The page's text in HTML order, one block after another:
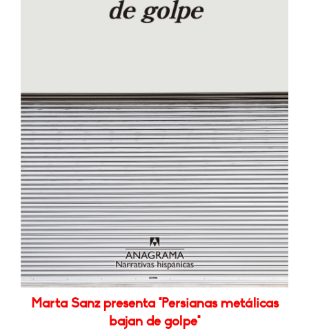
Marta Sanz presenta "Persianas metálicas
bajan de golpe"